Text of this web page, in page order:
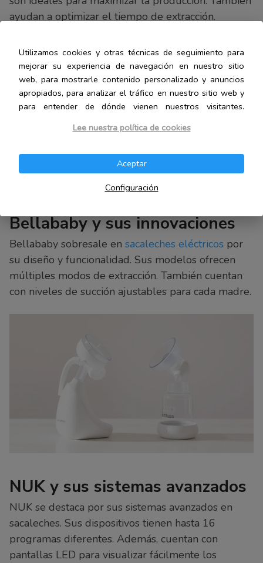
ayudan a optimizar el tiempo de extracción.
Principales marcas y sus
tecnologías distintivas
tecnológicas impresionantes. Varias marcas
eficientes. Estas empresas se esfuerzan por brindar
comodidad a las madres.
Bellababy y sus innovaciones
Bellababy sobresale en sacaleches eléctricos por
su diseño y funcionalidad. Sus modelos ofrecen
múltiples modos de extracción. También cuentan
con niveles de succión ajustables para cada madre.
NUK y sus sistemas avanzados
NUK se destaca por sus sistemas avanzados en
sacaleches. Sus dispositivos tienen hasta 16
programas diferentes. Además, cuentan con
pantallas LED para visualizar fácilmente los
Utilizamos cookies y otras técnicas de seguimiento para
mejorar su experiencia de navegación en nuestro sitio
web, para mostrarle contenido personalizado y anuncios
apropiados, para analizar el tráfico en nuestro sitio web y
para entender de dónde vienen nuestros visitantes.
Lee nuestra política de cookies
Aceptar
Configuración